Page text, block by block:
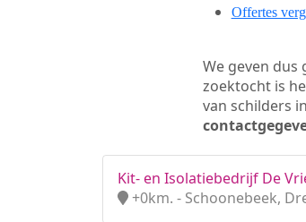
Offertes
We geven
zoektocht is
van schilders
Kit- en Isolatiebedrijf De
+0km. - Schoonebeek,